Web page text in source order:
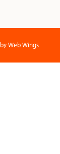
by Web Wings